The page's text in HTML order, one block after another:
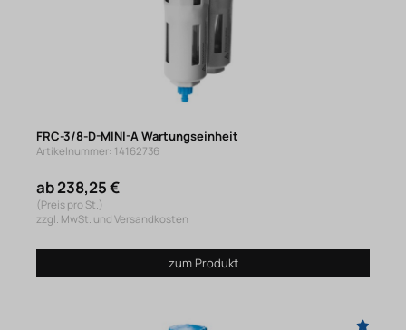
FRC-3/8-D-MINI-A Wartungseinheit
Artikelnummer: 14162736
ab 238,25 €
(Preis pro St.)
zzgl. MwSt. und Versandkosten
zum Produkt